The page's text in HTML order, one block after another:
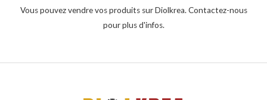
Vous pouvez vendre vos produits sur Diolkrea. Contactez-nous
pour plus d'infos.